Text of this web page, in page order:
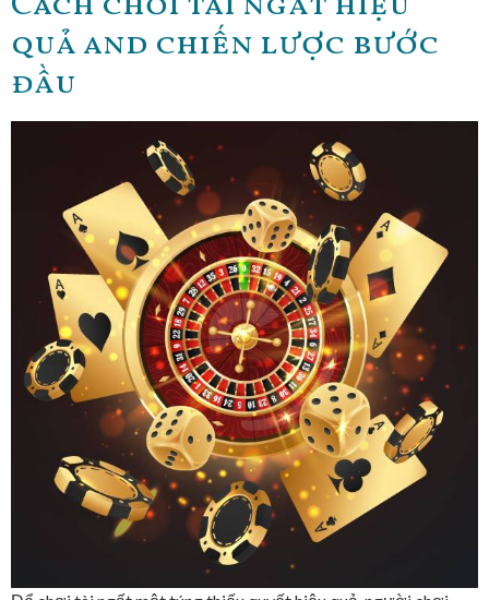
quả and chiến lược bước
đầu